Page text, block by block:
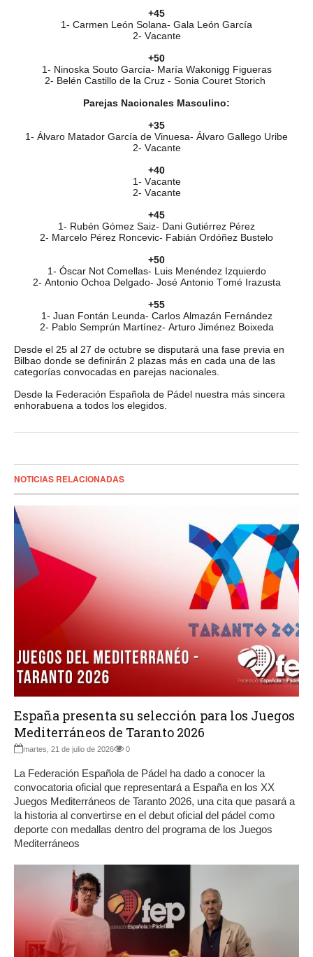
+45
1- Carmen León Solana- Gala León García
2- Vacante
+50
1- Ninoska Souto García- María Wakonigg Figueras
2- Belén Castillo de la Cruz - Sonia Couret Storich
Parejas Nacionales Masculino:
+35
1- Álvaro Matador García de Vinuesa- Álvaro Gallego Uribe
2- Vacante
+40
1- Vacante
2- Vacante
+45
1- Rubén Gómez Saiz- Dani Gutiérrez Pérez
2- Marcelo Pérez Roncevic- Fabián Ordóñez Bustelo
+50
1- Óscar Not Comellas- Luis Menéndez Izquierdo
2- Antonio Ochoa Delgado- José Antonio Tomé Irazusta
+55
1- Juan Fontán Leunda- Carlos Almazán Fernández
2- Pablo Semprún Martínez- Arturo Jiménez Boixeda
Desde el 25 al 27 de octubre se disputará una fase previa en
Bilbao donde se definirán 2 plazas más en cada una de las
categorías convocadas en parejas nacionales.
Desde la Federación Española de Pádel nuestra más sincera
enhorabuena a todos los elegidos.
NOTICIAS RELACIONADAS
España presenta su selección para los Juegos
Mediterráneos de Taranto 2026
martes, 21 de julio de 2026 0
La Federación Española de Pádel ha dado a conocer la
convocatoria oficial que representará a España en los XX
Juegos Mediterráneos de Taranto 2026, una cita que pasará a
la historia al convertirse en el debut oficial del pádel como
deporte con medallas dentro del programa de los Juegos
Mediterráneos